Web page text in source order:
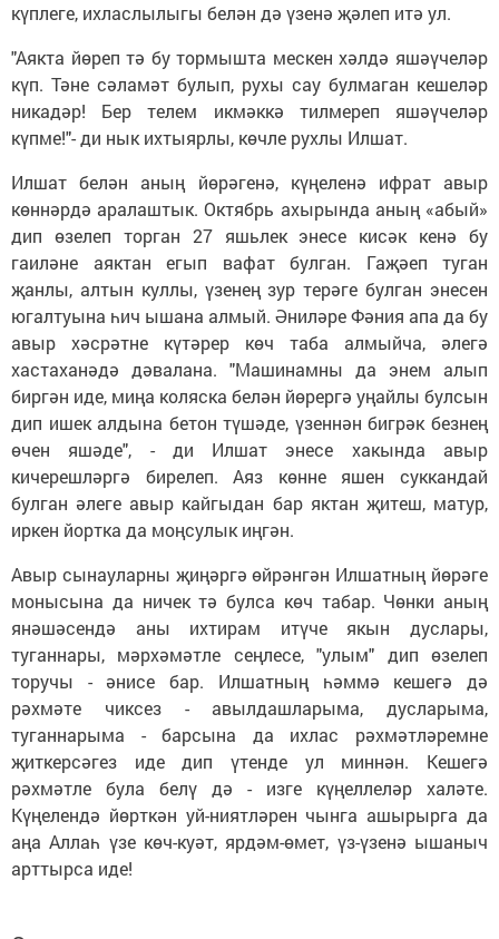
күплеге, ихласлылыгы белән дә үзенә җәлеп итә ул.
"Аякта йөреп тә бу тормышта мескен хәлдә яшәүчеләр
күп. Тәне сәламәт булып, рухы сау булмаган кешеләр
никадәр! Бер телем икмәккә тилмереп яшәүчеләр
күпме!"- ди нык ихтыярлы, көчле рухлы Илшат.
Илшат белән аның йөрәгенә, күңеленә ифрат авыр
көннәрдә аралаштык. Октябрь ахырында аның «абый»
дип өзелеп торган 27 яшьлек энесе кисәк кенә бу
гаиләне аяктан егып вафат булган. Гаҗәеп туган
җанлы, алтын куллы, үзенең зур терәге булган энесен
югалтуына һич ышана алмый. Әниләре Фәния апа да бу
авыр хәсрәтне күтәрер көч таба алмыйча, әлегә
хастаханәдә дәвалана. "Машинамны да энем алып
биргән иде, миңа коляска белән йөрергә уңайлы булсын
дип ишек алдына бетон түшәде, үзеннән бигрәк безнең
өчен яшәде", - ди Илшат энесе хакында авыр
кичерешләргә бирелеп. Аяз көнне яшен суккандай
булган әлеге авыр кайгыдан бар яктан җитеш, матур,
иркен йортка да моңсулык иңгән.
Авыр сынауларны җиңәргә өйрәнгән Илшатның йөрәге
монысына да ничек тә булса көч табар. Чөнки аның
янәшәсендә аны ихтирам итүче якын дуслары,
туганнары, мәрхәмәтле сеңлесе, "улым" дип өзелеп
торучы - әнисе бар. Илшатның һәммә кешегә дә
рәхмәте чиксез - авылдашларыма, дусларыма,
туганнарыма - барсына да ихлас рәхмәтләремне
җиткерсәгез иде дип үтенде ул миннән. Кешегә
рәхмәтле була белү дә - изге күңеллеләр халәте.
Күңелендә йөрткән уй-ниятләрен чынга ашырырга да
аңа Аллаһ үзе көч-куәт, ярдәм-өмет, үз-үзенә ышаныч
арттырса иде!